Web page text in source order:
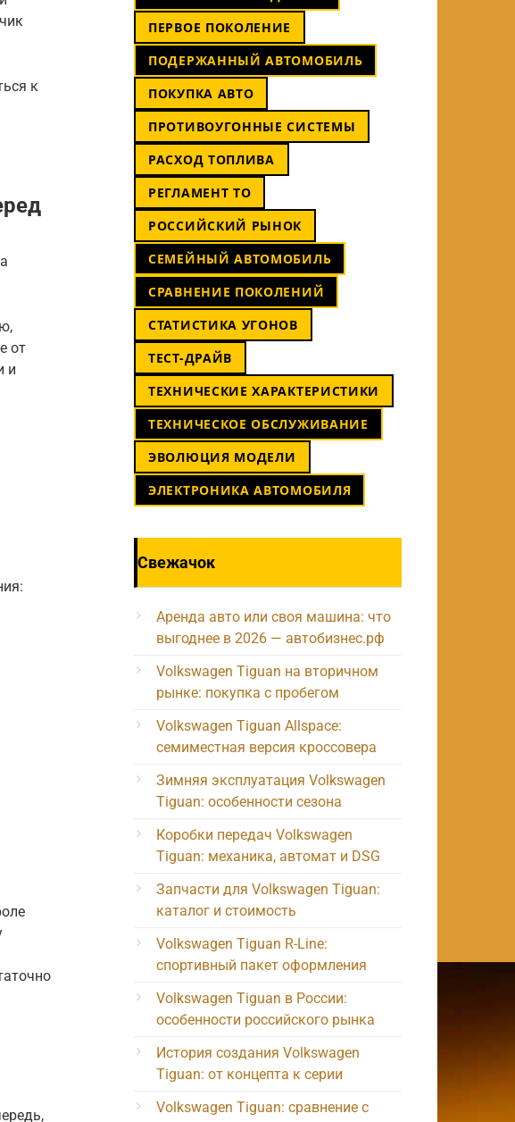
к
от
и
ПЕРВОЕ ПОКОЛЕНИЕ
ПОДЕРЖАННЫЙ АВТОМОБИЛЬ
ПОКУПКА АВТО
ПРОТИВОУГОННЫЕ СИСТЕМЫ
РАСХОД ТОПЛИВА
РЕГЛАМЕНТ ТО
РОССИЙСКИЙ РЫНОК
СЕМЕЙНЫЙ АВТОМОБИЛЬ
СРАВНЕНИЕ ПОКОЛЕНИЙ
СТАТИСТИКА УГОНОВ
ТЕСТ-ДРАЙВ
ТЕХНИЧЕСКИЕ ХАРАКТЕРИСТИКИ
ТЕХНИЧЕСКОЕ ОБСЛУЖИВАНИЕ
ЭВОЛЮЦИЯ МОДЕЛИ
ЭЛЕКТРОНИКА АВТОМОБИЛЯ
Свежачок
Аренда авто или своя машина: что
выгоднее в 2026 — автобизнес.рф
Volkswagen Tiguan на вторичном
рынке: покупка с пробегом
Volkswagen Tiguan Allspace:
семиместная версия кроссовера
Зимняя эксплуатация Volkswagen
Tiguan: особенности сезона
Коробки передач Volkswagen
Tiguan: механика, автомат и DSG
Запчасти для Volkswagen Tiguan:
каталог и стоимость
Volkswagen Tiguan R-Line:
спортивный пакет оформления
Volkswagen Tiguan в России:
особенности российского рынка
История создания Volkswagen
Tiguan: от концепта к серии
Volkswagen Tiguan: сравнение с